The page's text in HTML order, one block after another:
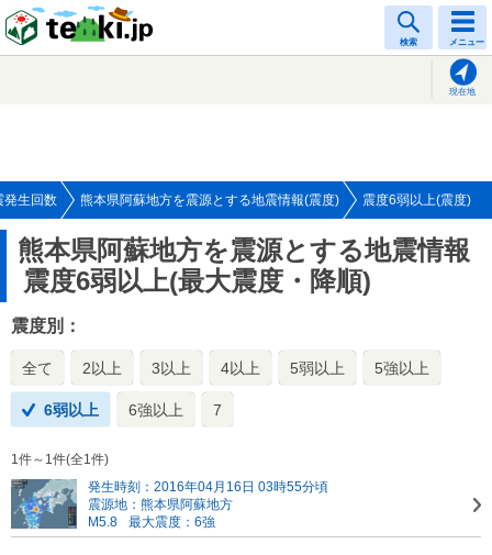
検索 メニュー
現在地
発生回数 熊本県阿蘇地方を震源とする地震情報(震度) 震度6弱以上(震度)
熊本県阿蘇地方を震源とする地震情報
震度6弱以上(最大震度・降順)
震度別：
全て 2以上 3以上 4以上 5弱以上 5強以上
6弱以上 6強以上 7
1件～1件(全1件)
発生時刻：2016年04月16日 03時55分頃
震源地：熊本県阿蘇地方
M5.8
最大震度：6強